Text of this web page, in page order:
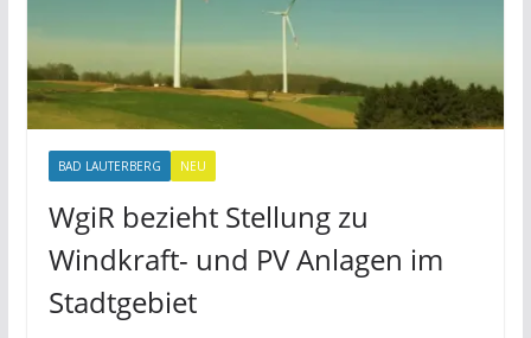
BAD LAUTERBERG NEU
WgiR bezieht Stellung zu
Windkraft- und PV Anlagen im
Stadtgebiet